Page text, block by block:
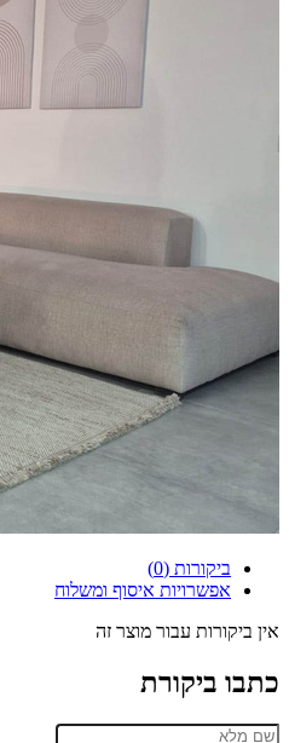
ביקורות (0)
אפשרויות איסוף ומשלוח
אין ביקורות עבור מוצר זה
כתבו ביקורת